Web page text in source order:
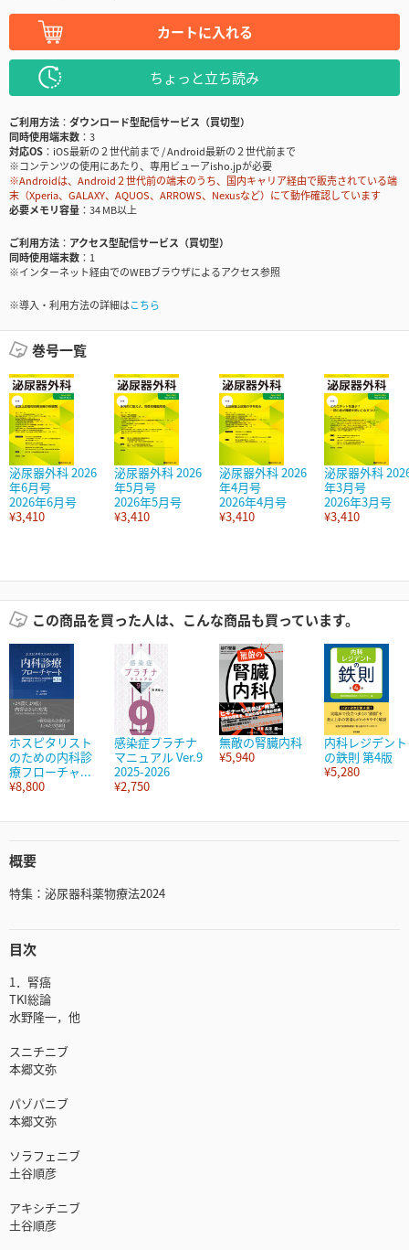
カートに入れる
ちょっと立ち読み
ご利用方法
ダウンロード型配信サービス（買切型）
同時使用端末数
3
対応OS
iOS最新の２世代前まで / Android最新の２世代前まで
※コンテンツの使用にあたり、専用ビューアisho.jpが必要
※Androidは、Android２世代前の端末のうち、国内キャリア経由で販売されている端
末（Xperia、GALAXY、AQUOS、ARROWS、Nexusなど）にて動作確認しています
必要メモリ容量
34 MB以上
ご利用方法
アクセス型配信サービス（買切型）
同時使用端末数
1
※インターネット経由でのWEBブラウザによるアクセス参照
※導入・利用方法の詳細はこちら
巻号一覧
泌尿器外科 2026
年6月号
2026年6月号
¥3,410
泌尿器外科 2026
年5月号
2026年5月号
¥3,410
泌尿器外科 2026
年4月号
2026年4月号
¥3,410
泌尿器外科
年3月号
2026年3月号
¥3,410
この商品を買った人は、こんな商品も買っています。
ホスピタリスト
のための内科診
療フローチャ...
¥8,800
感染症プラチナ
マニュアル Ver.9
2025-2026
¥2,750
無敵の腎臓内科
¥5,940
内科レジデント
の鉄則 第4版
¥5,280
概要
特集：泌尿器科薬物療法2024
目次
1．腎癌
TKI総論
水野隆一，他
スニチニブ
本郷文弥
パゾパニブ
本郷文弥
ソラフェニブ
土谷順彦
アキシチニブ
土谷順彦